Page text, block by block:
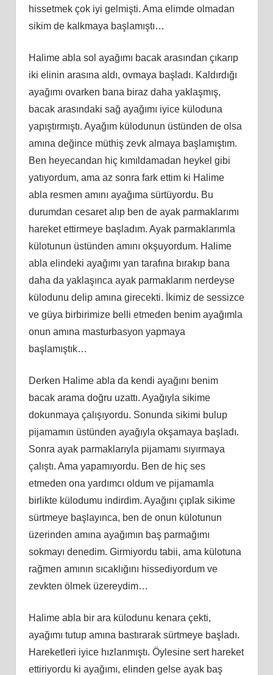
hissetmek çok iyi gelmişti. Ama elimde olmadan
sikim de kalkmaya başlamıştı…
Halime abla sol ayağımı bacak arasından çıkarıp
iki elinin arasına aldı, ovmaya başladı. Kaldırdığı
ayağımı ovarken bana biraz daha yaklaşmış,
bacak arasındaki sağ ayağımı iyice küloduna
yapıştırmıştı. Ayağım külodunun üstünden de olsa
amına değince müthiş zevk almaya başlamıştım.
Ben heyecandan hiç kımıldamadan heykel gibi
yatıyordum, ama az sonra fark ettim ki Halime
abla resmen amını ayağıma sürtüyordu. Bu
durumdan cesaret alıp ben de ayak parmaklarımı
hareket ettirmeye başladım. Ayak parmaklarımla
külotunun üstünden amını okşuyordum. Halime
abla elindeki ayağımı yan tarafına bırakıp bana
daha da yaklaşınca ayak parmaklarım nerdeyse
külodunu delip amına girecekti. İkimiz de sessizce
ve güya birbirimize belli etmeden benim ayağımla
onun amına masturbasyon yapmaya
başlamıştık…
Derken Halime abla da kendi ayağını benim
bacak arama doğru uzattı. Ayağıyla sikime
dokunmaya çalışıyordu. Sonunda sikimi bulup
pijamamın üstünden ayağıyla okşamaya başladı.
Sonra ayak parmaklarıyla pijamamı sıyırmaya
çalıştı. Ama yapamıyordu. Ben de hiç ses
etmeden ona yardımcı oldum ve pijamamla
birlikte külodumu indirdim. Ayağını çıplak sikime
sürtmeye başlayınca, ben de onun külotunun
üzerinden amına ayağımın baş parmağımı
sokmayı denedim. Girmiyordu tabii, ama külotuna
rağmen amının sıcaklığını hissediyordum ve
zevkten ölmek üzereydim…
Halime abla bir ara külodunu kenara çekti,
ayağımı tutup amına bastırarak sürtmeye başladı.
Hareketleri iyice hızlanmıştı. Öylesine sert hareket
ettiriyordu ki ayağımı, elinden gelse ayak baş